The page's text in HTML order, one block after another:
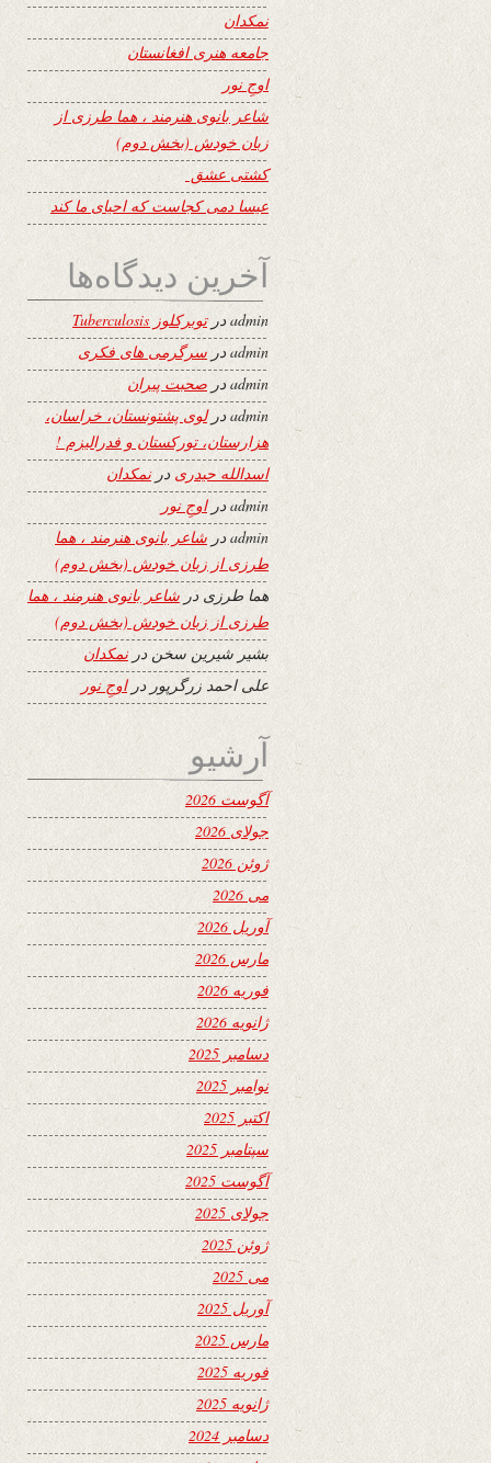
نمکدان
جامعه هنری افغانستان
اوجِ نور
شاعر بانوی هنرمند ، هما طرزی از
زبان خودش (بخش دوم)
کشتی عشق
عیسا دمی کجاست که احیای ما کند
آخرین دیدگاه‌ها
adminدرتوبرکلوز Tuberculosis
admin در سرگرمی های فکری
admin در صحبت پیران
adminدرلوی پشتونستان، خراسان،
هزارستان، تورکستان و فدرالیزم !
اسدالله حیدری درنمکدان
adminدراوجِ نور
adminدر شاعر بانوی هنرمند ، هما
طرزی از زبان خودش (بخش دوم)
هما طرزی در شاعر بانوی هنرمند ، هما
طرزی از زبان خودش (بخش دوم)
بشیر شیرین سخن درنمکدان
علی احمد زرگرپور دراوجِ نور
آرشیو
آگوست 2026
جولای 2026
ژوئن 2026
می 2026
آوریل 2026
مارس 2026
فوریه 2026
ژانویه 2026
دسامبر 2025
نوامبر 2025
اکتبر 2025
سپتامبر 2025
آگوست 2025
جولای 2025
ژوئن 2025
می 2025
آوریل 2025
مارس 2025
فوریه 2025
ژانویه 2025
دسامبر 2024